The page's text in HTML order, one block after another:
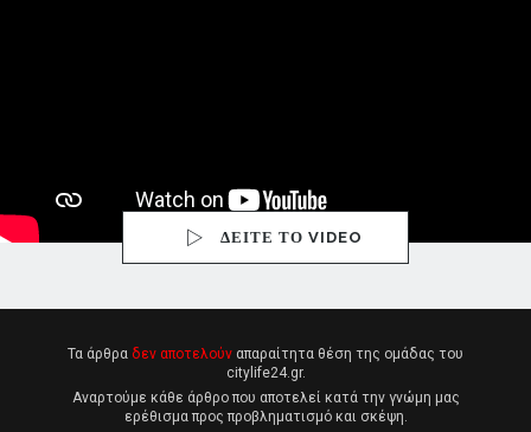
ΔΕΙΤΕ ΤΟ VIDEO
Τα άρθρα δεν αποτελούν απαραίτητα θέση της ομάδας του
citylife24.gr.
Αναρτούμε κάθε άρθρο που αποτελεί κατά την γνώμη μας
ερέθισμα προς προβληματισμό και σκέψη.